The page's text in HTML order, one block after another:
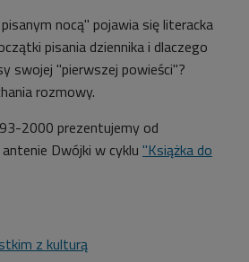
nocą" pojawia się literacka
pisania dziennika i dlaczego
swojej "pierwszej powieści"?
rozmowy.
2000 prezentujemy od
Dwójki w cyklu "Książka do
z kulturą